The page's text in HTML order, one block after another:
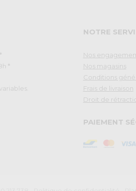
*
NOTRE
Nos
Nos magasins
Conditions
Frais de livraison
Droit de
PAIEMENT